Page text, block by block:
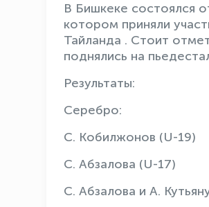
В Бишкеке состоялся
котором приняли
Тайланда . Стоит
поднялись на
Результаты:
Серебро:
С. Кобилжонов (U-19)
С. Абзалова (U-17)
С. Абзалова и А.